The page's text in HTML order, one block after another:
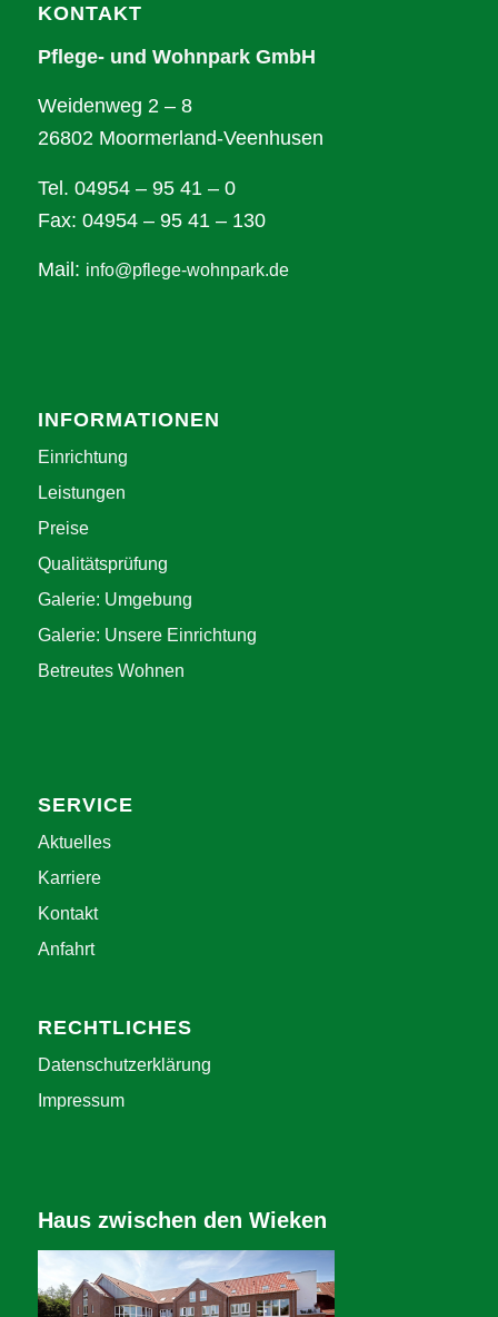
KONTAKT
Pflege- und Wohnpark GmbH
Weidenweg 2 – 8
26802 Moormerland-Veenhusen
Tel. 04954 – 95 41 – 0
Fax: 04954 – 95 41 – 130
Mail: info@pflege-wohnpark.de
INFORMATIONEN
Einrichtung
Leistungen
Preise
Qualitätsprüfung
Galerie: Umgebung
Galerie: Unsere Einrichtung
Betreutes Wohnen
SERVICE
Aktuelles
Karriere
Kontakt
Anfahrt
RECHTLICHES
Datenschutzerklärung
Impressum
Haus zwischen den Wieken